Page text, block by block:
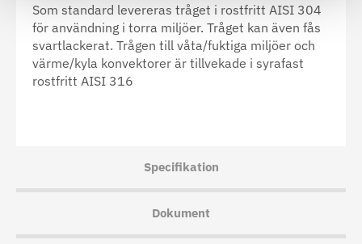
Specifikation
Dokument
Som standard levereras tråget i rostfritt AISI 304
för användning i torra miljöer. Tråget kan även fås
svartlackerat. Trågen till våta/fuktiga miljöer och
värme/kyla konvektorer är tillvekade i syrafast
rostfritt AISI 316